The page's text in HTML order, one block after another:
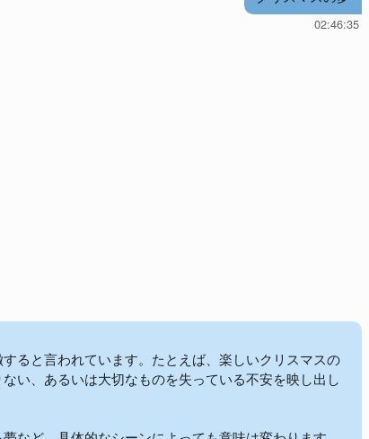
02:46:35
ると言われています。たとえば、楽しいクリスマスの
い、あるいは大切なものを失っている不安を映し出し